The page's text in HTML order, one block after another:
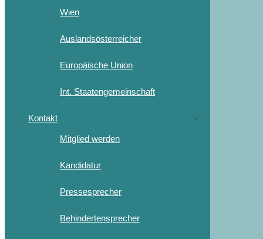
Wien
Auslandsösterreicher
Europäische Union
Int. Staatengemeinschaft
Kontakt
Mitglied werden
Kandidatur
Pressesprecher
Behindertensprecher